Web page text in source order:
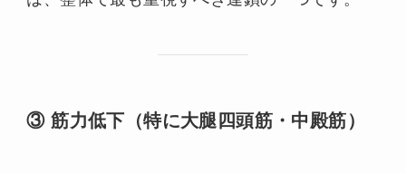
③ 筋力低下（特に大腿四頭筋・中殿筋）